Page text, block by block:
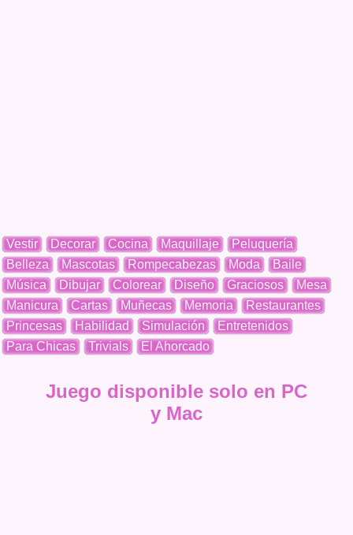
Vestir Decorar Cocina Maquillaje
Peluquería
Belleza
Mascotas Rompecabezas Moda
Baile
Música
Dibujar Colorear Diseño Graciosos
Mesa
Manicura
Cartas Muñecas Memoria
Restaurantes
Princesas
Habilidad Simulación
Entretenidos
Para Chicas
Trivials El Ahorcado
Juego disponible solo en PC
y Mac